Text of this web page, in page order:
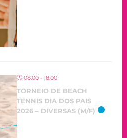
08:00 - 18:00
TORNEIO DE BEACH
TENNIS DIA DOS PAIS
2026 – DIVERSAS (M/F)